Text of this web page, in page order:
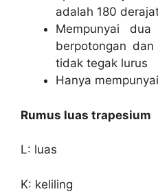
adalah 180
Mempunyai
berpotongan
tidak tegak lurus
Hanya
Rumus luas trapesium
L: luas
K: keliling